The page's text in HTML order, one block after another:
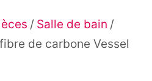
Salle de bain
de carbone Vessel